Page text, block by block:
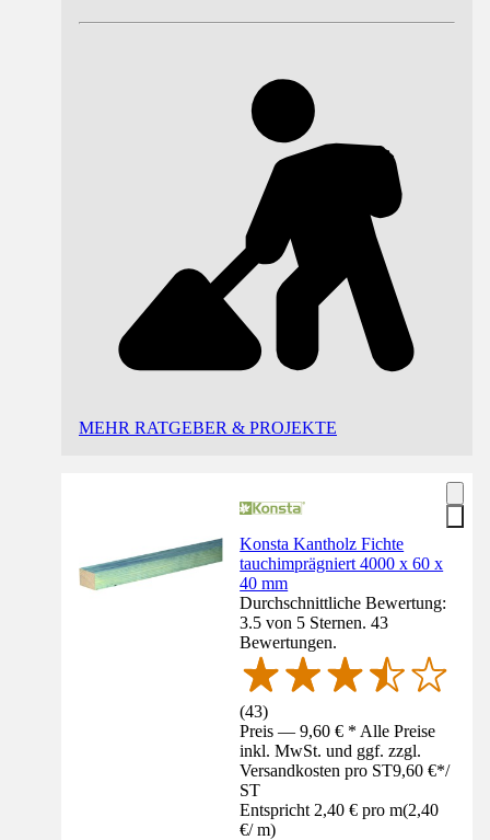
MEHR RATGEBER & PROJEKTE
Konsta Kantholz Fichte
tauchimprägniert 4000 x 60 x
40 mm
Durchschnittliche Bewertung:
3.5 von 5 Sternen. 43
Bewertungen.
(43)
Preis — 9,60 € * Alle Preise
inkl. MwSt. und ggf. zzgl.
Versandkosten pro ST9,60 €*/
ST
Entspricht 2,40 € pro m(2,40
€/ m)